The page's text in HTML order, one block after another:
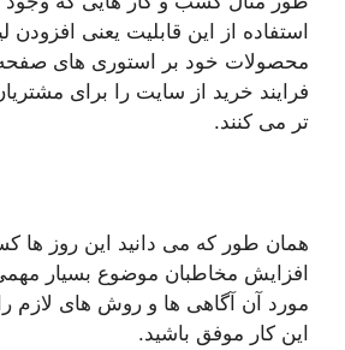
استفاده از این قابلیت یعنی افزودن
محصولات خود بر استوری های صفحه
فرایند خرید از سایت را برای
تر می کنند.
همان طور که می دانید این روز ها
افزایش مخاطبان موضوع بسیار
مورد آن آگاهی ها و روش های لازم را
این کار موفق باشید.